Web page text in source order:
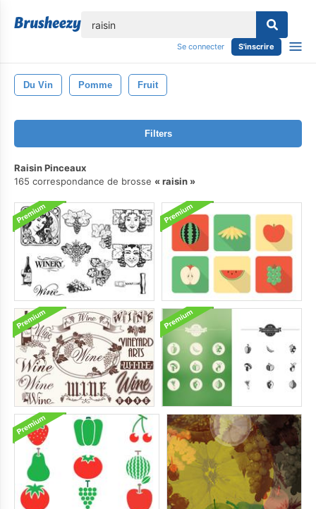
Se connecter S'inscrire
Du Vin Pomme Fruit
Filters
Raisin Pinceaux
165 correspondance de brosse
raisin